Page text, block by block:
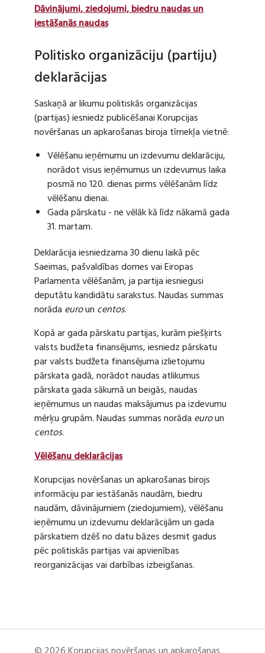
Dāvinājumi, ziedojumi, biedru naudas un
iestāšanās naudas
Politisko organizāciju (partiju)
deklarācijas
Saskaņā ar likumu politiskās organizācijas
(partijas) iesniedz publicēšanai Korupcijas
novēršanas un apkarošanas biroja tīmekļa vietnē:
Vēlēšanu ieņēmumu un izdevumu deklarāciju,
norādot visus ieņēmumus un izdevumus laika
posmā no 120. dienas pirms vēlēšanām līdz
vēlēšanu dienai.
Gada pārskatu - ne vēlāk kā līdz nākamā gada
31. martam.
Deklarācija iesniedzama 30 dienu laikā pēc
Saeimas, pašvaldības domes vai Eiropas
Parlamenta vēlēšanām, ja partija iesniegusi
deputātu kandidātu sarakstus. Naudas summas
norāda euroun centos.
Kopā ar gada pārskatu partijas, kurām piešķirts
valsts budžeta finansējums, iesniedz pārskatu
par valsts budžeta finansējuma izlietojumu
pārskata gadā, norādot naudas atlikumus
pārskata gada sākumā un beigās, naudas
ieņēmumus un naudas maksājumus pa izdevumu
mērķu grupām. Naudas summas norāda euroun
centos.
Vēlēšanu deklarācijas
Korupcijas novēršanas un apkarošanas birojs
informāciju par iestāšanās naudām, biedru
naudām, dāvinājumiem (ziedojumiem), vēlēšanu
ieņēmumu un izdevumu deklarācijām un gada
pārskatiem dzēš no datu bāzes desmit gadus
pēc politiskās partijas vai apvienības
reorganizācijas vai darbības izbeigšanas.